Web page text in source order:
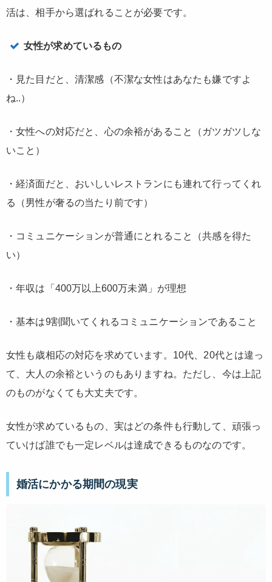
活は、相手から選ばれることが必要です。
女性が求めているもの
・見た目だと、清潔感 （不潔な女性はあなたも嫌ですよ
ね..）
・女性への対応だと、 心の余裕がある こと（ガツガツしな
いこと）
・経済面だと、 おいしいレストランにも連れて行ってくれ
る
（男性が奢るの当たり前です）
・ コミュニケーションが普通にとれること（共感を得た
い）
・年収は「400万以上600万未満」が理想
・基本は9割聞いてくれるコミュニケーションであること
女性も歳相応の対応を求めています。10代、20代とは違っ
て、大人の余裕というのもありますね。ただし、今は上記
のものがなくても大丈夫です。
女性が求めているもの、実はどの条件も行動して、頑張っ
ていけば誰でも一定レベルは達成できる ものなのです。
婚活にかかる期間の現実